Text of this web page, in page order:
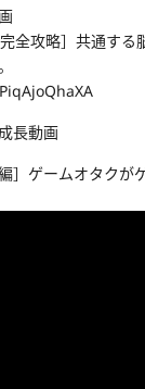
完全攻略］共通する
長動画
］ゲームオタクが